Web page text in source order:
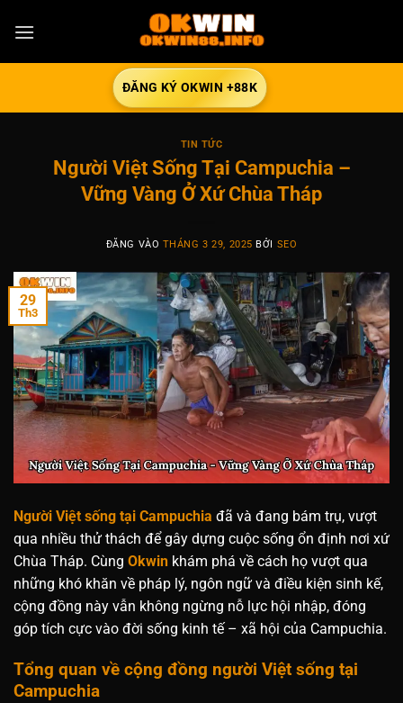
qua
ĐĂNG KÝ OKWIN +88K
TIN TỨC
Người Việt Sống Tại Campuchia –
Vững Vàng Ở Xứ Chùa Tháp
ĐĂNG VÀO THÁNG 3 29, 2025 BỞI SEO
29
Th3
Người Việt sống tại Campuchia đã và đang bám trụ, vượt
qua nhiều thử thách để gây dựng cuộc sống ổn định nơi xứ
Chùa Tháp. Cùng Okwin khám phá về cách họ vượt qua
những khó khăn về pháp lý, ngôn ngữ và điều kiện sinh kế,
cộng đồng này vẫn không ngừng nỗ lực hội nhập, đóng
góp tích cực vào đời sống kinh tế – xã hội của Campuchia.
Tổng quan về cộng đồng người Việt sống tại
Campuchia